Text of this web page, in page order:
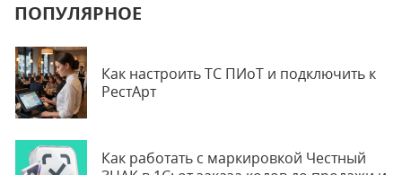
ПОПУЛЯРНОЕ
Как настроить ТС ПИоТ и подключить к
РестАрт
Как работать с маркировкой Честный